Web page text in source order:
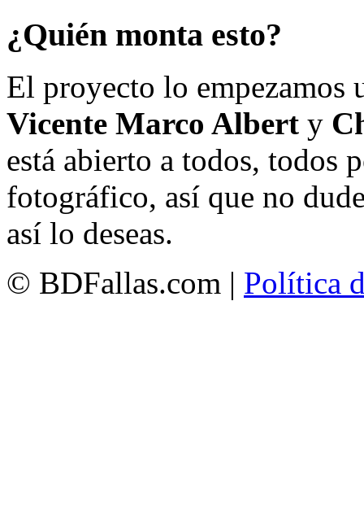
¿Quién monta esto?
El proyecto lo empezamos
Vicente Marco Albert y
está abierto a todos, todos
fotográfico, así que no
así lo deseas.
© BDFallas.com | Política